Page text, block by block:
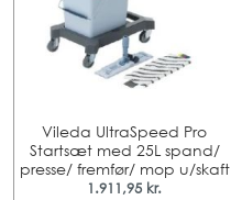
Vileda UltraSpeed Pro
Startsæt med 25L spand/
presse/ fremfør/ mop u/skaft
1.911,95 kr.